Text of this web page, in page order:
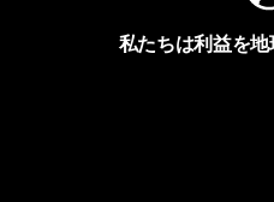
私たちは利益を地